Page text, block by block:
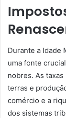
Durante a Idade
uma fonte
nobres. As
terras e
comércio e a
dos sistemas